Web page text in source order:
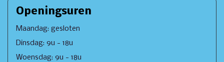
Openingsuren
Maandag: gesloten
Dinsdag: 9u - 18u
Woensdag: 9u - 18u